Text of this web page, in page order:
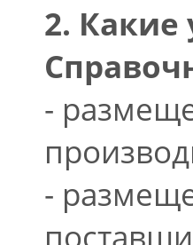
2. Какие
-
-